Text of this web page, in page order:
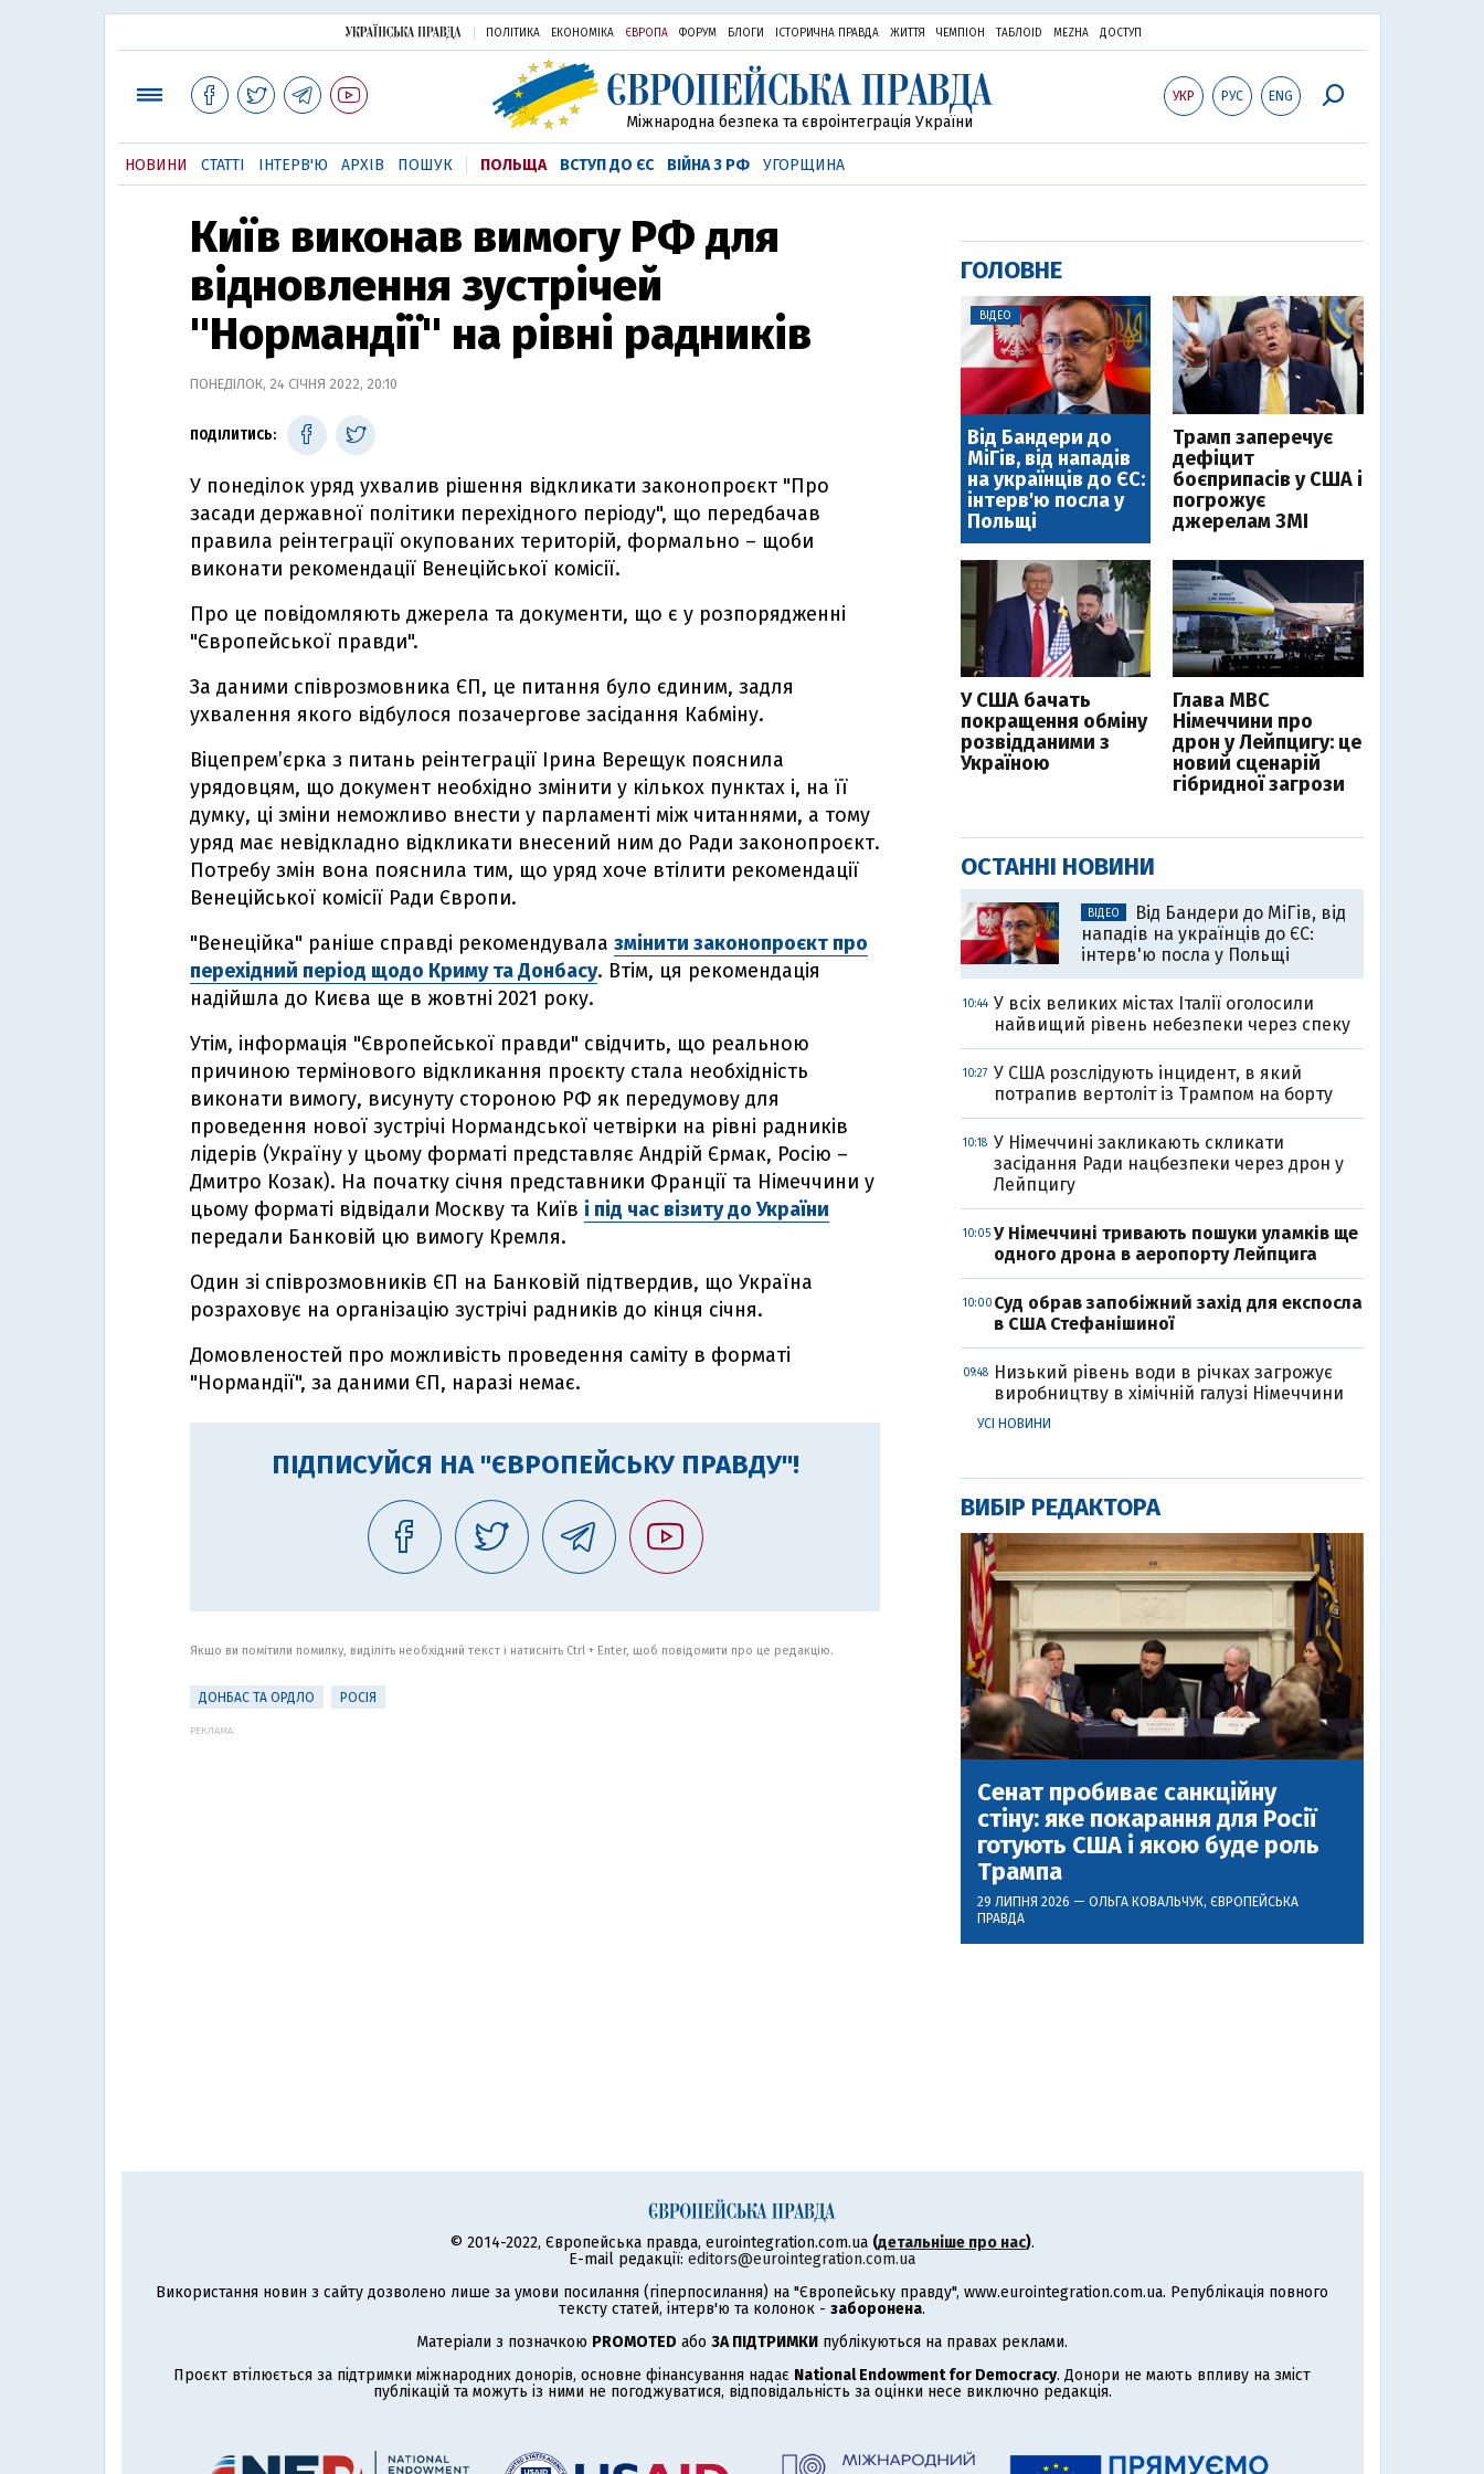
ПОЛІТИКА ЕКОНОМІКА ЄВРОПА ФОРУМ БЛОГИ ІСТОРИЧНА ПРАВДА ЖИТТЯ ЧЕМПІОН ТАБЛОID MEZHA ДОСТУП
УКР РУС ENG
Міжнародна безпека та євроінтеграція України
НОВИНИ СТАТТІ ІНТЕРВ'Ю АРХІВ ПОШУК ПОЛЬЩА ВСТУП ДО ЄС ВІЙНА З РФ УГОРЩИНА
Київ виконав вимогу РФ для
відновлення зустрічей
"Нормандії" на рівні радників
ПОНЕДІЛОК, 24 СІЧНЯ 2022, 20:10
ПОДІЛИТИСЬ:
У понеділок уряд ухвалив рішення відкликати законопроєкт "Про
засади державної політики перехідного періоду", що передбачав
правила реінтеграції окупованих територій, формально – щоби
виконати рекомендації Венеційської комісії.
Про це повідомляють джерела та документи, що є у розпорядженні
"Європейської правди".
За даними співрозмовника ЄП, це питання було єдиним, задля
ухвалення якого відбулося позачергове засідання Кабміну.
Віцепрем’єрка з питань реінтеграції Ірина Верещук пояснила
урядовцям, що документ необхідно змінити у кількох пунктах і, на її
думку, ці зміни неможливо внести у парламенті між читаннями, а тому
уряд має невідкладно відкликати внесений ним до Ради законопроєкт.
Потребу змін вона пояснила тим, що уряд хоче втілити рекомендації
Венеційської комісії Ради Європи.
"Венеційка" раніше справді рекомендувала змінити законопроєкт про
перехідний період щодо Криму та Донбасу. Втім, ця рекомендація
надійшла до Києва ще в жовтні 2021 року.
Утім, інформація "Європейської правди" свідчить, що реальною
причиною термінового відкликання проєкту стала необхідність
виконати вимогу, висунуту стороною РФ як передумову для
проведення нової зустрічі Нормандської четвірки на рівні радників
лідерів (Україну у цьому форматі представляє Андрій Єрмак, Росію –
Дмитро Козак). На початку січня представники Франції та Німеччини у
цьому форматі відвідали Москву та Київ і під час візиту до України
передали Банковій цю вимогу Кремля.
Один зі співрозмовників ЄП на Банковій підтвердив, що Україна
розраховує на організацію зустрічі радників до кінця січня.
Домовленостей про можливість проведення саміту в форматі
"Нормандії", за даними ЄП, наразі немає.
ПІДПИСУЙСЯ НА "ЄВРОПЕЙСЬКУ ПРАВДУ"!
Якщо ви помітили помилку, виділіть необхідний текст і натисніть Ctrl + Enter, щоб повідомити про це редакцію.
ДОНБАС ТА ОРДЛО РОСІЯ
РЕКЛАМА:
ГОЛОВНЕ
ВІДЕО
Від Бандери до
МіГів, від нападів
на українців до ЄС:
інтерв'ю посла у
Польщі
Трамп заперечує
дефіцит
боєприпасів у США і
погрожує
джерелам ЗМІ
У США бачать
покращення обміну
розвідданими з
Україною
Глава МВС
Німеччини про
дрон у Лейпцигу: це
новий сценарій
гібридної загрози
ОСТАННІ НОВИНИ
ВІДЕО
Від Бандери до МіГів, від
нападів на українців до ЄС:
інтерв'ю посла у Польщі
10:44 У всіх великих містах Італії оголосили
найвищий рівень небезпеки через спеку
10:27 У США розслідують інцидент, в який
потрапив вертоліт із Трампом на борту
10:18 У Німеччині закликають скликати
засідання Ради нацбезпеки через дрон у
Лейпцигу
10:05 У Німеччині тривають пошуки уламків ще
одного дрона в аеропорту Лейпцига
10:00 Суд обрав запобіжний захід для експосла
в США Стефанішиної
09:48
Низький рівень води в річках загрожує
виробництву в хімічній галузі Німеччини
УСІ НОВИНИ
ВИБІР РЕДАКТОРА
Сенат пробиває санкційну
стіну: яке покарання для Росії
готують США і якою буде роль
Трампа
29 ЛИПНЯ 2026 — ОЛЬГА КОВАЛЬЧУК, ЄВРОПЕЙСЬКА
ПРАВДА
© 2014-2022, Європейська правда, eurointegration.com.ua (детальніше про нас).
E-mail редакції: editors@eurointegration.com.ua
Використання новин з сайту дозволено лише за умови посилання (гіперпосилання) на "Європейську правду", www.eurointegration.com.ua. Републікація повного
тексту статей, інтерв'ю та колонок - заборонена.
Матеріали з позначкою PROMOTED або ЗА ПІДТРИМКИ публікуються на правах реклами.
Проєкт втілюється за підтримки міжнародних донорів, основне фінансування надає National Endowment for Democracy. Донори не мають впливу на зміст
публікацій та можуть із ними не погоджуватися, відповідальність за оцінки несе виключно редакція.